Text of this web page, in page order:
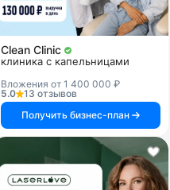
Clean Clinic
клиника с капельницами
Вложения от 1 400 000 ₽
5.0
13 отзывов
Получить бизнес-план